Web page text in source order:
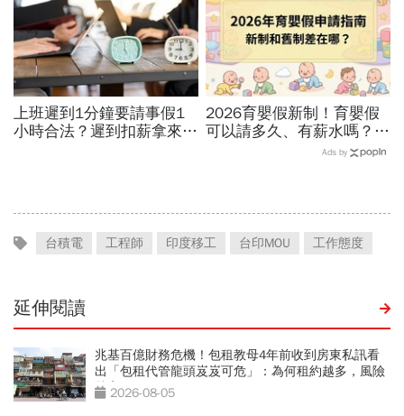
上班遲到1分鐘要請事假1
小時合法？遲到扣薪拿來聚
2026育嬰假新制！育嬰假
可以請多久、有薪水嗎？育
嬰留職停薪津貼申請、準備
Ads by
台積電 工程師 印度移工 台印MOU 工作態度
延伸閱讀
兆基百億財務危機！包租教母4年前收到房東私訊看
出「包租代管龍頭岌岌可危」：為何租約越多，風險
越高？
2026-08-05